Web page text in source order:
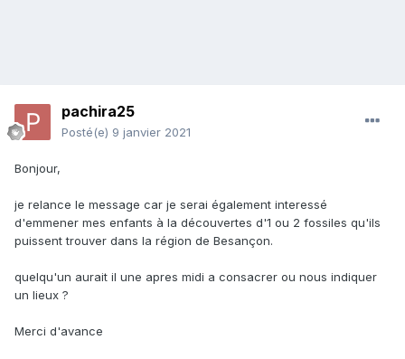
pachira25
Posté(e) 9 janvier 2021
Bonjour,
je relance le message car je serai également interessé
d'emmener mes enfants à la découvertes d'1 ou 2 fossiles qu'ils
puissent trouver dans la région de Besançon.
quelqu'un aurait il une apres midi a consacrer ou nous indiquer
un lieux ?
Merci d'avance